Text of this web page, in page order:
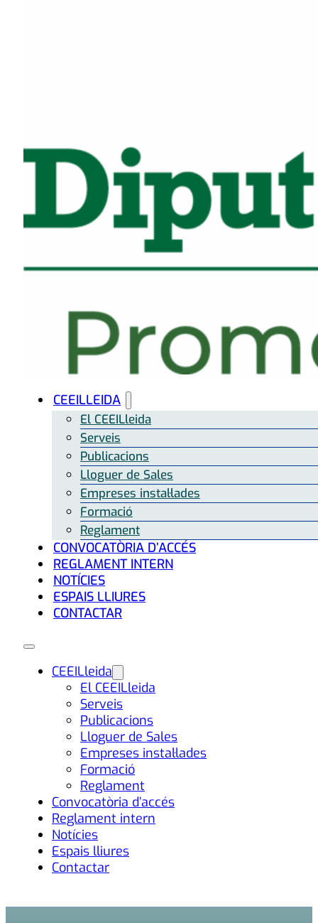
CEEILLEIDA
El CEEILleida
Serveis
Publicacions
Lloguer de Sales
Empreses instal·lades
Formació
Reglament
CONVOCATÒRIA D’ACCÉS
REGLAMENT INTERN
NOTÍCIES
ESPAIS LLIURES
CONTACTAR
CEEILleida
El CEEILleida
Serveis
Publicacions
Lloguer de Sales
Empreses instal·lades
Formació
Reglament
Convocatòria d’accés
Reglament intern
Notícies
Espais lliures
Contactar